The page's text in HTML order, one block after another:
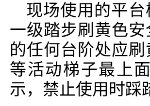
现场使用的平
一级踏步刷黄色
的任何台阶处应
等活动梯子最上
示，禁止使用时踩